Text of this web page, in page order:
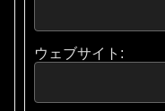
ウェブサイト: